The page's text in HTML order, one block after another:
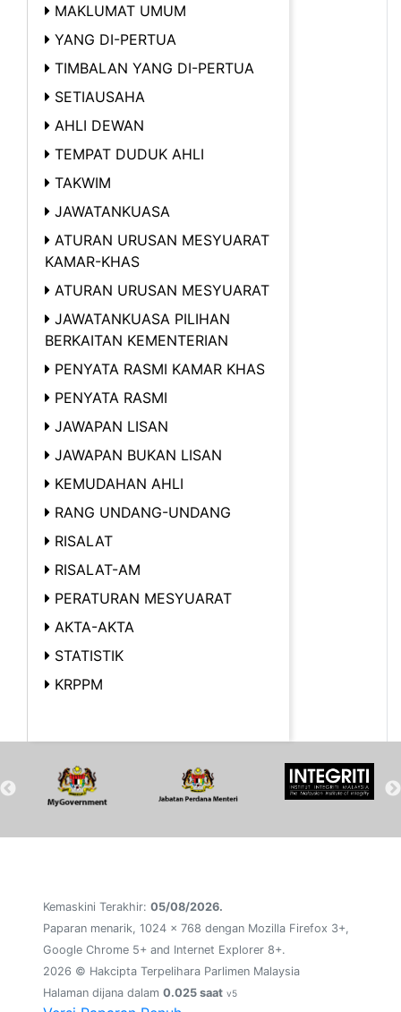
MAKLUMAT UMUM
YANG DI-PERTUA
TIMBALAN YANG DI-PERTUA
SETIAUSAHA
AHLI DEWAN
TEMPAT DUDUK AHLI
TAKWIM
JAWATANKUASA
ATURAN URUSAN MESYUARAT
KAMAR-KHAS
ATURAN URUSAN MESYUARAT
JAWATANKUASA PILIHAN
BERKAITAN KEMENTERIAN
PENYATA RASMI KAMAR KHAS
PENYATA RASMI
JAWAPAN LISAN
JAWAPAN BUKAN LISAN
KEMUDAHAN AHLI
RANG UNDANG-UNDANG
RISALAT
RISALAT-AM
PERATURAN MESYUARAT
AKTA-AKTA
STATISTIK
KRPPM
Kemaskini Terakhir: 05/08/2026.
Paparan menarik, 1024 x 768 dengan Mozilla Firefox 3+,
Google Chrome 5+ and Internet Explorer 8+.
2026 © Hakcipta Terpelihara Parlimen Malaysia
Halaman dijana dalam 0.025 saat v5